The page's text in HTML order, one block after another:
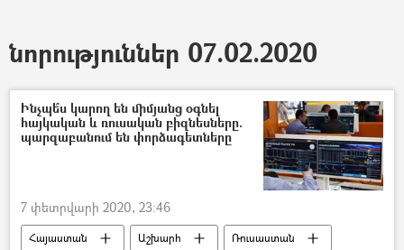
նորություններ 07.02.2020
Ինչպե՞ս կարող են միմյանց օգնել
հայկական և ռուսական բիզնեսները.
պարզաբանում են փորձագետները
7 փետրվարի 2020, 23:46
Հայաստան Աշխարհ
Ռուսաստան